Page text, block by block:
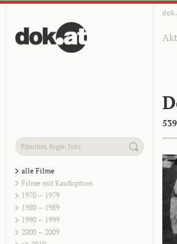
alle Filme
Filme mit Kaufoption
1970 – 1979
1980 – 1989
1990 – 1999
2000 – 2009